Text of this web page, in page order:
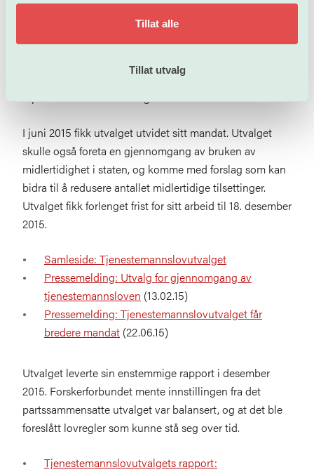
Tillat alle
Tillat utvalg
Utvalget hadde både arbeidsgiverrepresentanter fra
statlige virksomheter og representanter fra de fire
Akademikerne og Unio. Advokat/fagsjef Henrik Dahle
representerte Unio i utvalget.
I juni 2015 fikk utvalget utvidet sitt mandat. Utvalget
skulle også foreta en gjennomgang av bruken av
midlertidighet i staten, og komme med forslag som kan
bidra til å redusere antallet midlertidige tilsettinger.
Utvalget fikk forlenget frist for sitt arbeid til 18. desember
2015.
Samleside: Tjenestemannslovutvalget
Pressemelding: Utvalg for gjennomgang av
tjenestemannsloven (13.02.15)
Pressemelding: Tjenestemannslovutvalget får
bredere mandat (22.06.15)
Utvalget leverte sin enstemmige rapport i desember
2015. Forskerforbundet mente innstillingen fra det
partssammensatte utvalget var balansert, og at det ble
foreslått lovregler som kunne stå seg over tid.
Tjenestemannslovutvalgets rapport: